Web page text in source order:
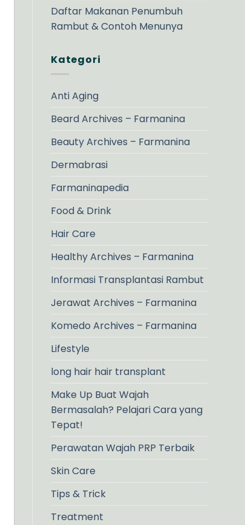
Daftar Makanan Penumbuh
Rambut & Contoh Menunya
Kategori
Anti Aging
Beard Archives – Farmanina
Beauty Archives – Farmanina
Dermabrasi
Farmaninapedia
Food & Drink
Hair Care
Healthy Archives – Farmanina
Informasi Transplantasi Rambut
Jerawat Archives – Farmanina
Komedo Archives – Farmanina
Lifestyle
long hair hair transplant
Make Up Buat Wajah
Bermasalah? Pelajari Cara yang
Tepat!
Perawatan Wajah PRP Terbaik
Skin Care
Tips & Trick
Treatment